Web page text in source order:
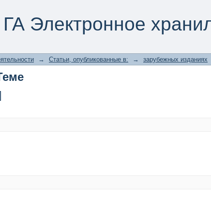
Электронное
→ Статьи, опубликованные в: → зарубежных изданиях